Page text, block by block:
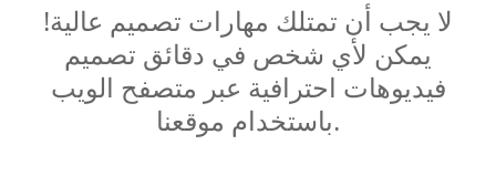
لا يجب أن تمتلك مهارات تصميم عالية!
يمكن لأي شخص في دقائق تصميم
فيديوهات احترافية عبر متصفح الويب
باستخدام موقعنا.